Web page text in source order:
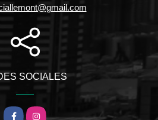
SOCIALES
Facebook
Instagram